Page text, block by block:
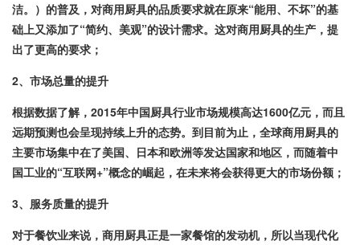
洁。）的普及，对商用厨具的品质要求就在原来“能用、不坏”的基
础上又添加了“简约、美观”的设计需求。这对商用厨具的生产，提
出了更高的要求；
2、 市场总量的提升
根据数据了解，2015年中国厨具行业市场规模高达1600亿元，而且
远期预测也会呈现持续上升的态势。到目前为止，全球商用厨具的
主要市场集中在了美国、日本和欧洲等发达国家和地区，而随着中
国工业的“互联网+”概念的崛起，在未来将会获得更大的市场份额；
3、 服务质量的提升
对于餐饮业来说，商用厨具正是一家餐馆的发动机，所以当现代化